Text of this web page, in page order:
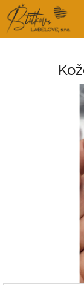
Prejsť
na
obsah